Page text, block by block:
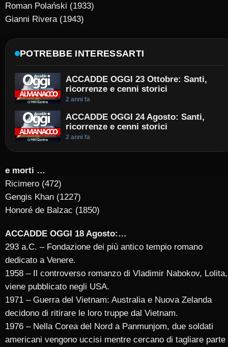
Roman Polański (1933)
Gianni Rivera (1943)
POTREBBE INTERESSARTI
ACCADDE OGGI 23 Ottobre: Santi,
ricorrenze e cenni storici
2 anni fa
ACCADDE OGGI 24 Agosto: Santi,
ricorrenze e cenni storici
2 anni fa
e morti …
Ricimero (472)
Gengis Khan (1227)
Honoré de Balzac (1850)
ACCADDE OGGI 18 Agosto:…
293 a.C. – Fondazione dei più antico tempio romano
dedicato a Venere.
1958 – Il controverso romanzo di Vladimir Nabokov, Lolita,
viene pubblicato negli USA.
1971 – Guerra del Vietnam: Australia e Nuova Zelanda
decidono di ritirare le loro truppe dal Vietnam.
1976 – Nella Corea del Nord a Panmunjom, due soldati
americani vengono uccisi mentre cercano di tagliare parte